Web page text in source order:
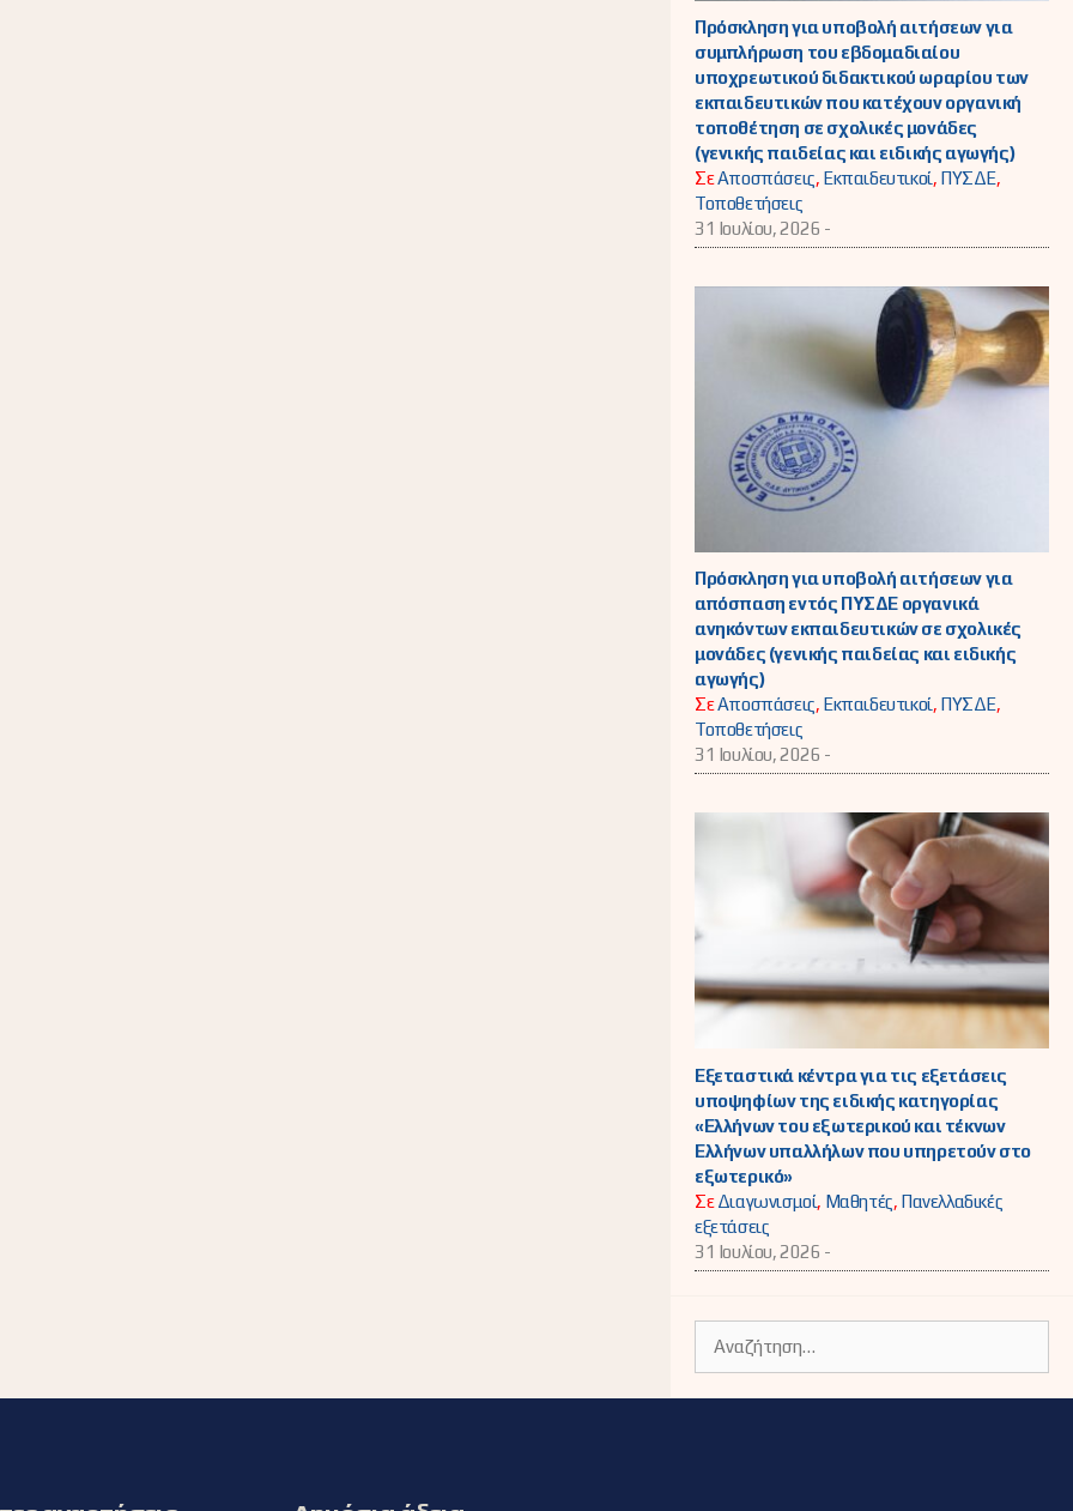
Πρόσκληση για υποβολή αιτήσεων για
συμπλήρωση του εβδομαδιαίου
υποχρεωτικού διδακτικού ωραρίου των
εκπαιδευτικών που κατέχουν οργανική
τοποθέτηση σε σχολικές μονάδες
(γενικής παιδείας και ειδικής αγωγής)
ΣεΑποσπάσεις, Εκπαιδευτικοί, ΠΥΣΔΕ,
Τοποθετήσεις
31 Ιουλίου, 2026 -
Πρόσκληση για υποβολή αιτήσεων για
απόσπαση εντός ΠΥΣΔΕ οργανικά
ανηκόντων εκπαιδευτικών σε σχολικές
μονάδες (γενικής παιδείας και ειδικής
αγωγής)
ΣεΑποσπάσεις, Εκπαιδευτικοί, ΠΥΣΔΕ,
Τοποθετήσεις
31 Ιουλίου, 2026 -
Εξεταστικά κέντρα για τις εξετάσεις
υποψηφίων της ειδικής κατηγορίας
«Ελλήνων του εξωτερικού και τέκνων
Ελλήνων υπαλλήλων που υπηρετούν στο
εξωτερικό»
ΣεΔιαγωνισμοί, Μαθητές, Πανελλαδικές
εξετάσεις
31 Ιουλίου, 2026 -
για: